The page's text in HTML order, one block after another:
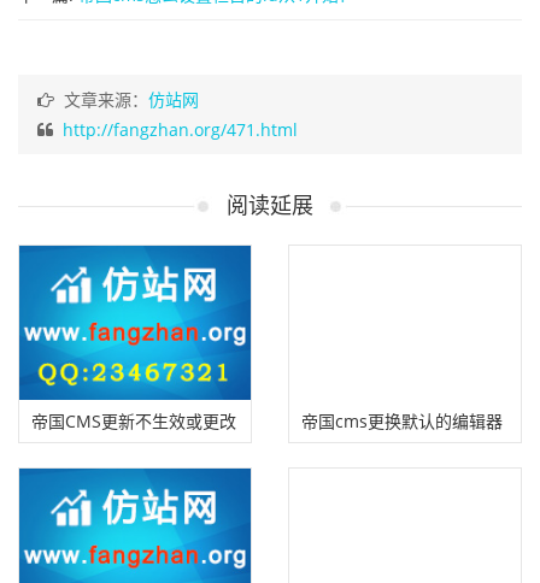
文章来源： 仿站网
http://fangzhan.org/471.html
阅读延展
帝国CMS更新不生效或更改
模板不生效的问题判断方法
和处理方法
帝国cms更换默认的编辑器
为百度编辑器